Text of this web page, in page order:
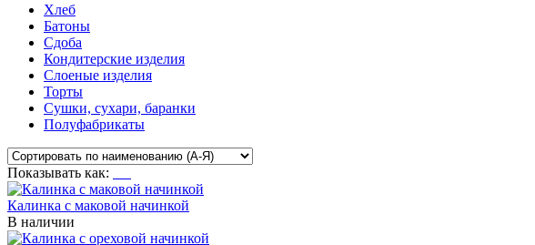
Хлеб
Батоны
Сдоба
Кондитерские изделия
Слоеные изделия
Торты
Сушки, сухари, баранки
Полуфабрикаты
Показывать как:
Калинка с маковой начинкой
В наличии